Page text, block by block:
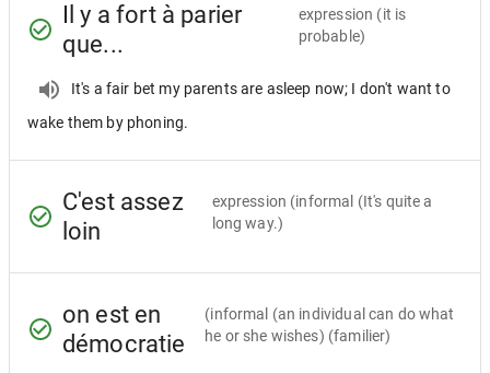
Il y a fort à parier
que...
expression (it is
probable)
It's a fair bet my parents are asleep now; I don't want to
wake them by phoning.
C'est assez
loin
expression (informal (It's quite a
long way.)
on est en
démocratie
(informal (an individual can do what
he or she wishes) (familier)